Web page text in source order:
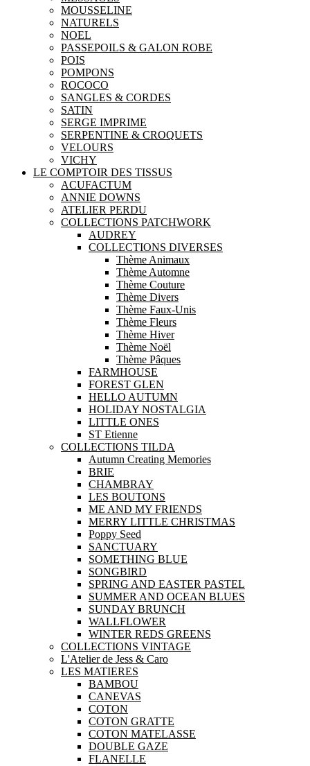
MOUSSELINE
NATURELS
NOEL
PASSEPOILS & GALON ROBE
POIS
POMPONS
ROCOCO
SANGLES & CORDES
SATIN
SERGE IMPRIME
SERPENTINE & CROQUETS
VELOURS
VICHY
LE COMPTOIR DES TISSUS
ACUFACTUM
ANNIE DOWNS
ATELIER PERDU
COLLECTIONS PATCHWORK
AUDREY
COLLECTIONS DIVERSES
Thème Animaux
Thème Automne
Thème Couture
Thème Divers
Thème Faux-Unis
Thème Fleurs
Thème Hiver
Thème Noël
Thème Pâques
FARMHOUSE
FOREST GLEN
HELLO AUTUMN
HOLIDAY NOSTALGIA
LITTLE ONES
ST Etienne
COLLECTIONS TILDA
Autumn Creating Memories
BRIE
CHAMBRAY
LES BOUTONS
ME AND MY FRIENDS
MERRY LITTLE CHRISTMAS
Poppy Seed
SANCTUARY
SOMETHING BLUE
SONGBIRD
SPRING AND EASTER PASTEL
SUMMER AND OCEAN BLUES
SUNDAY BRUNCH
WALLFLOWER
WINTER REDS GREENS
COLLECTIONS VINTAGE
L'Atelier de Jess & Caro
LES MATIERES
BAMBOU
CANEVAS
COTON
COTON GRATTE
COTON MATELASSE
DOUBLE GAZE
FLANELLE